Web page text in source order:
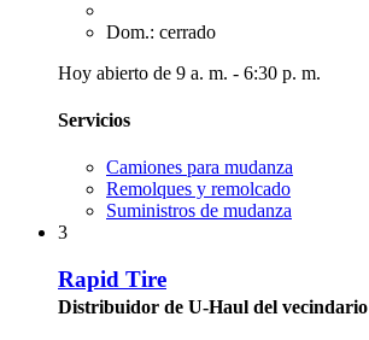
Dom.: cerrado
Hoy abierto de 9 a. m. - 6:30 p. m.
Servicios
Camiones para mudanza
Remolques y remolcado
Suministros de mudanza
3
Rapid Tire
Distribuidor de U-Haul del vecindario